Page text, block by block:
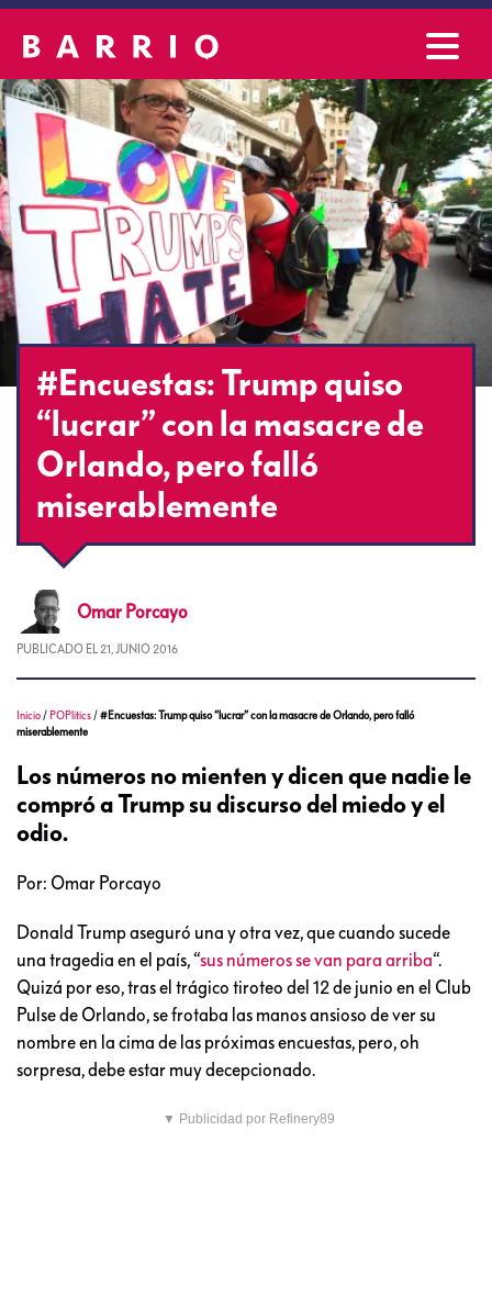
#Encuestas: Trump quiso
“lucrar” con la masacre de
Orlando, pero falló
miserablemente
Omar Porcayo
PUBLICADO EL 21, JUNIO 2016
Inicio / POPlitics /#Encuestas: Trump quiso “lucrar” con la masacre de Orlando, pero falló
miserablemente
Los números no mienten y dicen que nadie le
compró a Trump su discurso del miedo y el
odio.
Por: Omar Porcayo
Donald Trump aseguró una y otra vez, que cuando sucede
una tragedia en el país, “sus números se van para arriba“.
Quizá por eso, tras el trágico tiroteo del 12 de junio en el Club
Pulse de Orlando, se frotaba las manos ansioso de ver su
nombre en la cima de las próximas encuestas, pero, oh
sorpresa, debe estar muy decepcionado.
▼ Publicidad por Refinery89